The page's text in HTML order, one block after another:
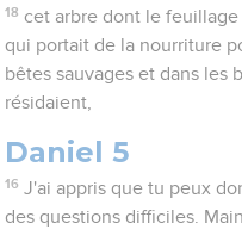
18 cet arbre dont le
qui portait de la nourriture
bêtes sauvages et dans les
résidaient,
Daniel 5
16 J'ai appris que tu peux
des questions difficiles.